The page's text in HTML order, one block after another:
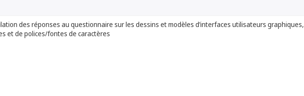
des réponses au questionnaire sur les dessins et modèles d’interfaces utilisateurs graphiques,
et de polices/fontes de caractères